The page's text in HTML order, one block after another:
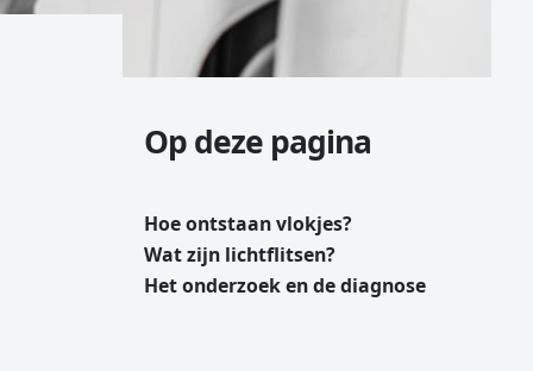
Op deze pagina
Hoe ontstaan vlokjes?
Wat zijn lichtflitsen?
Het onderzoek en de diagnose